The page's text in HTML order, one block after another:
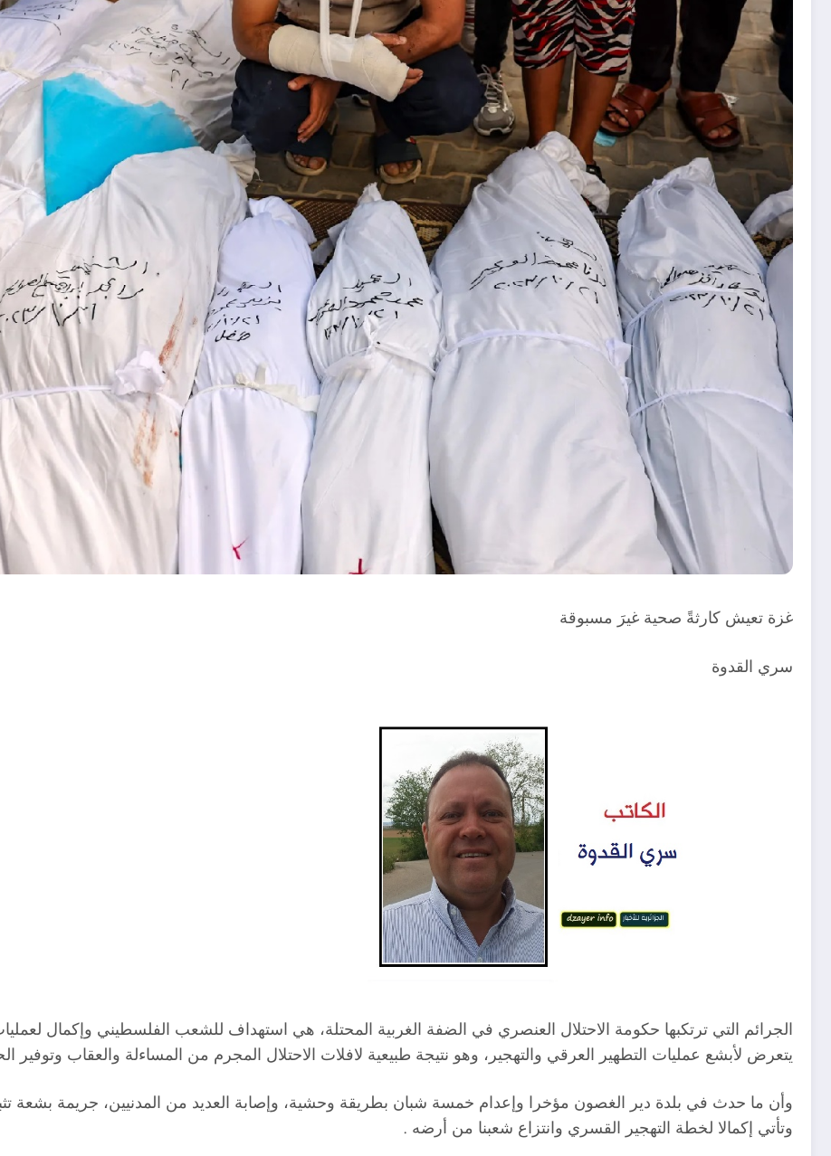
غزة تعيش كارثةً صحية غيرَ مسبوقة
سري القدوة
الجرائم التي ترتكبها حكومة الاحتلال العنصري في الضفة الغربية المحتلة، هي استهداف للشعب الفلسطيني وإكمال
يتعرض لأبشع عمليات التطهير العرقي والتهجير، وهو نتيجة طبيعية لافلات الاحتلال المجرم من المساءلة والعقاب وتوفير
وأن ما حدث في بلدة دير الغصون مؤخرا وإعدام خمسة شبان بطريقة وحشية، وإصابة العديد من المدنيين، جريمة بشعة
وتأتي إكمالا لخطة التهجير القسري وانتزاع شعبنا من أرضه .